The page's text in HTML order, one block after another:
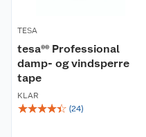
TESA
tesa®® Professional
damp- og vindsperre
tape
KLAR
☆☆☆☆☆ (24)